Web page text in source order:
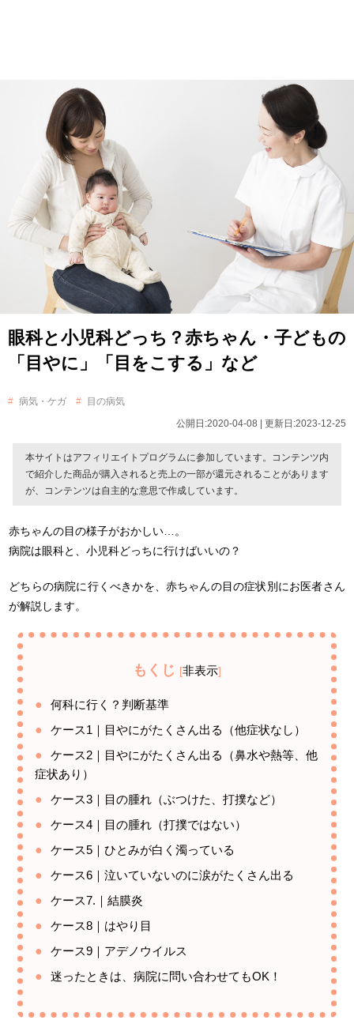
眼科と小児科どっち？赤ちゃん・子どもの
「目やに」「目をこする」など
病気・ケガ
目の病気
公開日:2020-04-08 | 更新日:2023-12-25
本サイトはアフィリエイトプログラムに参加しています。コンテンツ内
で紹介した商品が購入されると売上の一部が還元されることがあります
が、コンテンツは自主的な意思で作成しています。
赤ちゃんの目の様子がおかしい…。
病院は眼科と、小児科どっちに行けばいいの？
どちらの病院に行くべきかを、赤ちゃんの目の症状別にお医者さん
が解説します。
もくじ [非表示]
何科に行く？判断基準
ケース1｜目やにがたくさん出る（他症状なし）
ケース2｜目やにがたくさん出る（鼻水や熱等、他
症状あり）
ケース3｜目の腫れ（ぶつけた、打撲など）
ケース4｜目の腫れ（打撲ではない）
ケース5｜ひとみが白く濁っている
ケース6｜泣いていないのに涙がたくさん出る
ケース7.｜結膜炎
ケース8｜はやり目
ケース9｜アデノウイルス
迷ったときは、病院に問い合わせてもOK！